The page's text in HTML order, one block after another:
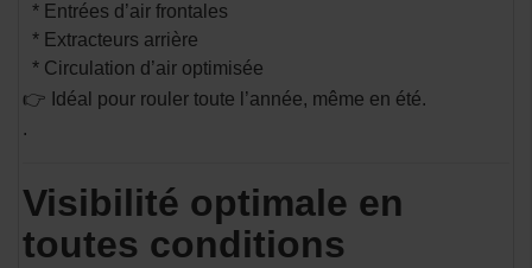
* Entrées d’air frontales
* Extracteurs arrière
* Circulation d’air optimisée
👉 Idéal pour rouler toute l’année, même en été.
.
Visibilité optimale en
toutes conditions